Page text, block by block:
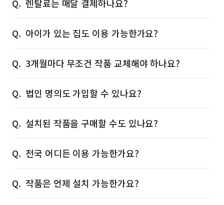
렌탈료는 매달 결제하나요?
아이가 있는 집도 이용 가능한가요?
3개월마다 무조건 작품 교체해야 하나요?
법인 명의도 가입할 수 있나요?
설치된 작품을 구매할 수도 있나요?
전국 어디든 이용 가능한가요?
작품은 언제 설치 가능한가요?